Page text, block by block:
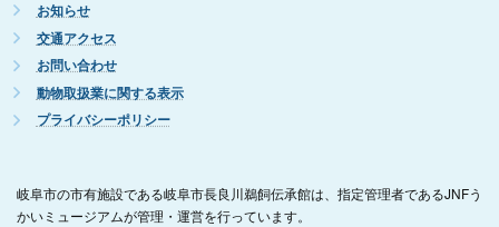
お知らせ
交通アクセス
お問い合わせ
動物取扱業に関する表示
プライバシーポリシー
岐阜市の市有施設である岐阜市長良川鵜飼伝承館は、指定管理者であるJNFう
かいミュージアムが管理・運営を行っています。